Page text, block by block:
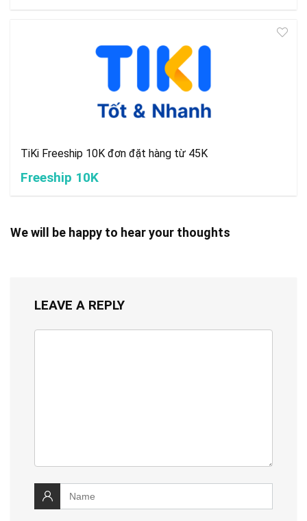
TiKi Freeship 10K đơn đặt hàng từ 45K
Freeship 10K
We will be happy to hear your thoughts
LEAVE A REPLY